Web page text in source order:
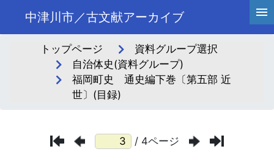
中津川市／古文献アーカイブ
トップページ
資料グループ選択
自治体史(資料グループ)
福岡町史 通史編下巻〔第五部 近
世〕(目録)
/ 4ページ